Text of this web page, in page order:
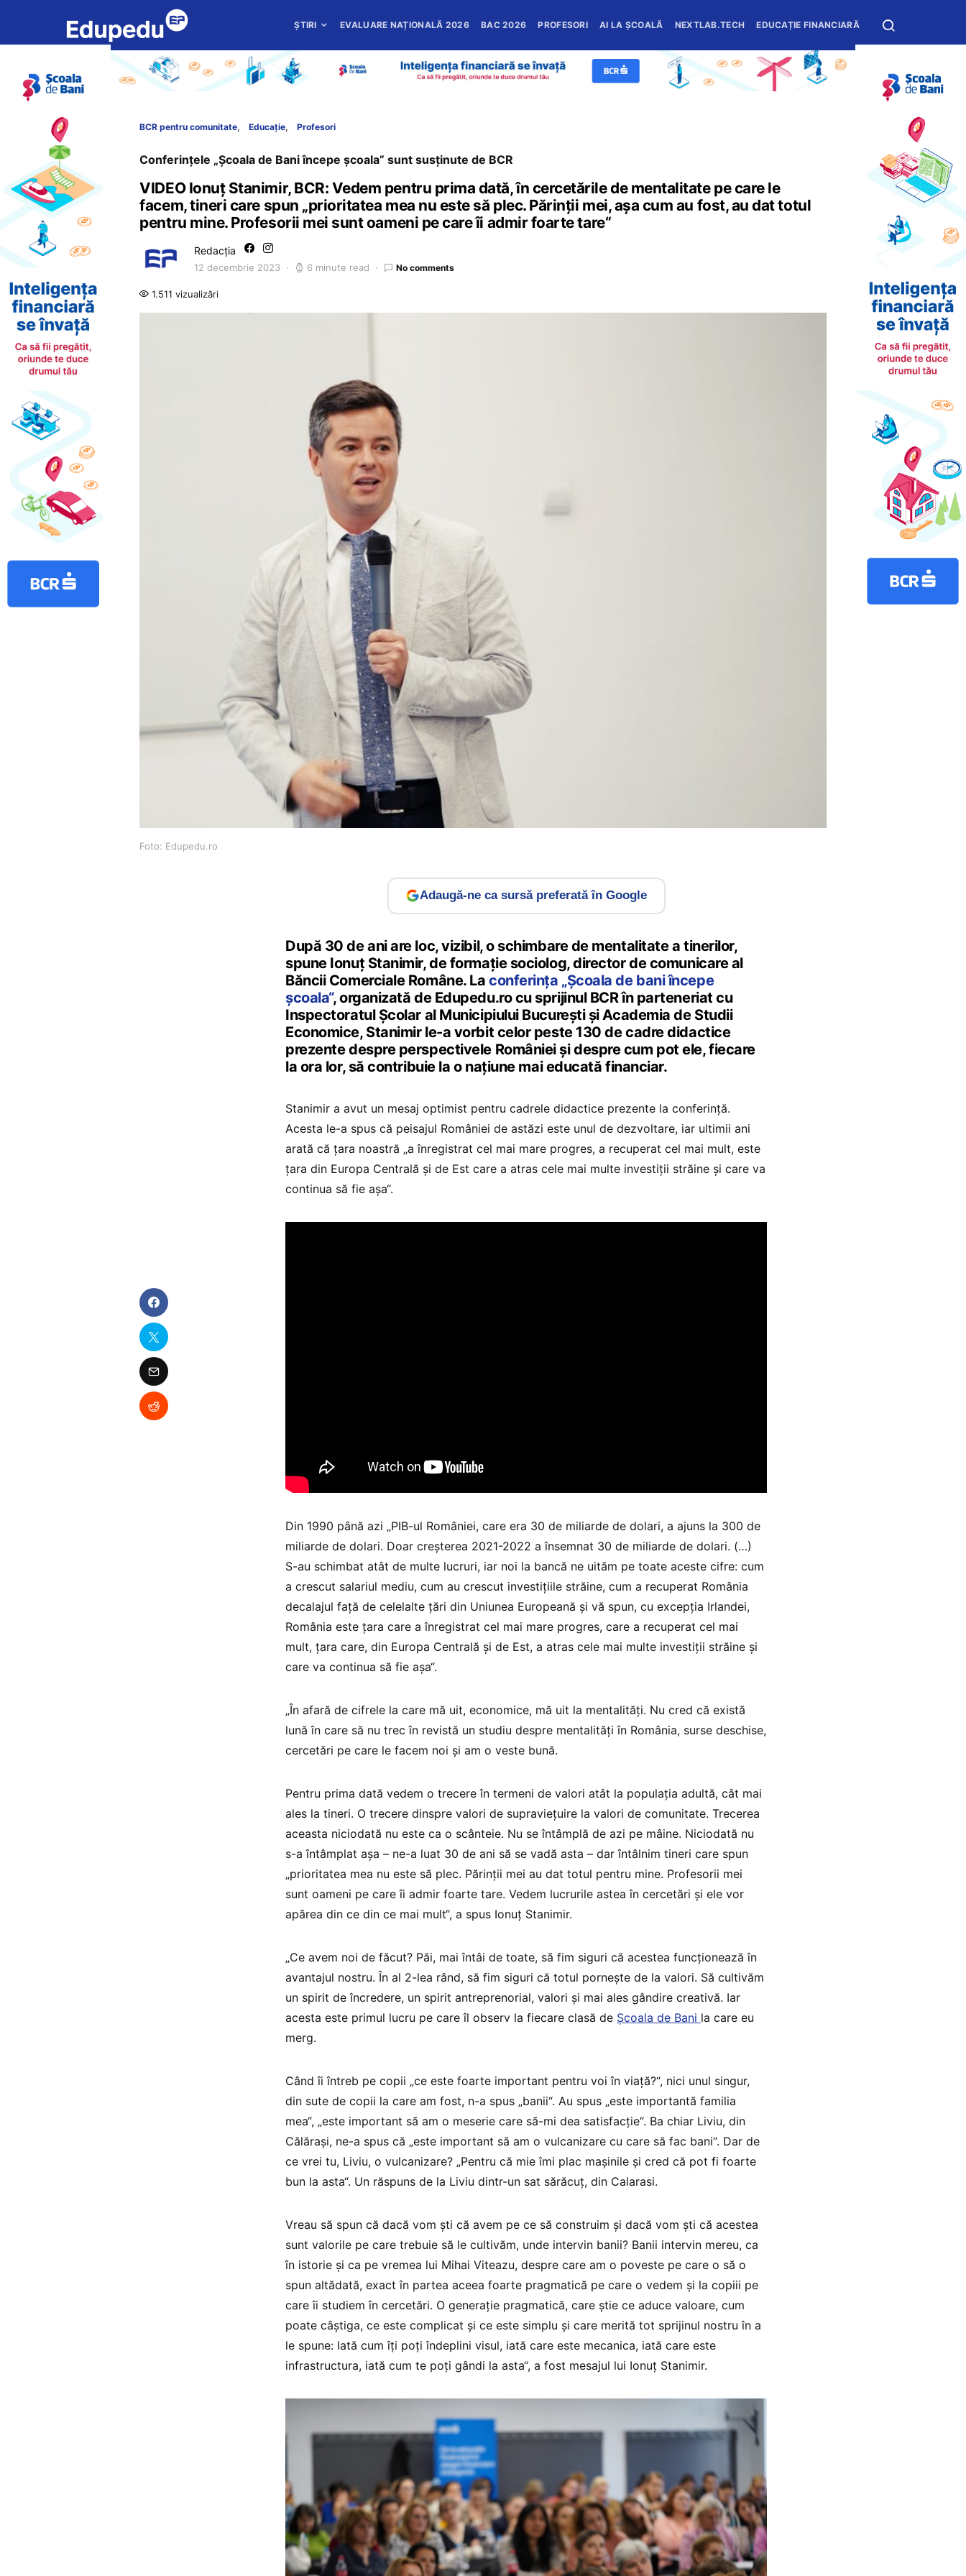
ȘTIRI EVALUARE NAȚIONALĂ 2026 BAC 2026 PROFESORI AI LA ȘCOALĂ NEXTLAB.TECH EDUCAȚIE FINANCIARĂ
BCR pentru comunitate Educație Profesori
Conferințele „Școala de Bani începe școala” sunt susținute de BCR
VIDEO Ionuț Stanimir, BCR: Vedem pentru prima dată, în cercetările de mentalitate pe care le
facem, tineri care spun „prioritatea mea nu este să plec. Părinții mei, așa cum au fost, au dat totul
pentru mine. Profesorii mei sunt oameni pe care îi admir foarte tare“
Redacția
12 decembrie 2023 6 minute read No comments
1.511 vizualizări
Foto: Edupedu.ro
Adaugă-ne ca sursă preferată în Google
După 30 de ani are loc, vizibil, o schimbare de mentalitate a tinerilor,
spune Ionuț Stanimir, de formație sociolog, director de comunicare al
Băncii Comerciale Române. La conferința „Școala de bani începe
școala“, organizată de Edupedu.ro cu sprijinul BCR în parteneriat cu
Inspectoratul Școlar al Municipiului București și Academia de Studii
Economice, Stanimir le-a vorbit celor peste 130 de cadre didactice
prezente despre perspectivele României și despre cum pot ele, fiecare
la ora lor, să contribuie la o națiune mai educată financiar.
Stanimir a avut un mesaj optimist pentru cadrele didactice prezente la conferință.
Acesta le-a spus că peisajul României de astăzi este unul de dezvoltare, iar ultimii ani
arată că țara noastră „a înregistrat cel mai mare progres, a recuperat cel mai mult, este
țara din Europa Centrală și de Est care a atras cele mai multe investiții străine și care va
continua să fie așa“.
Din 1990 până azi „PIB-ul României, care era 30 de miliarde de dolari, a ajuns la 300 de
miliarde de dolari. Doar creșterea 2021-2022 a însemnat 30 de miliarde de dolari. (…)
S-au schimbat atât de multe lucruri, iar noi la bancă ne uităm pe toate aceste cifre: cum
a crescut salariul mediu, cum au crescut investițiile străine, cum a recuperat România
decalajul față de celelalte țări din Uniunea Europeană și vă spun, cu excepția Irlandei,
România este țara care a înregistrat cel mai mare progres, care a recuperat cel mai
mult, țara care, din Europa Centrală și de Est, a atras cele mai multe investiții străine și
care va continua să fie așa“.
„În afară de cifrele la care mă uit, economice, mă uit la mentalități. Nu cred că există
lună în care să nu trec în revistă un studiu despre mentalități în România, surse deschise,
cercetări pe care le facem noi și am o veste bună.
Pentru prima dată vedem o trecere în termeni de valori atât la populația adultă, cât mai
ales la tineri. O trecere dinspre valori de supraviețuire la valori de comunitate. Trecerea
aceasta niciodată nu este ca o scânteie. Nu se întâmplă de azi pe mâine. Niciodată nu
s-a întâmplat așa – ne-a luat 30 de ani să se vadă asta – dar întâlnim tineri care spun
„prioritatea mea nu este să plec. Părinții mei au dat totul pentru mine. Profesorii mei
sunt oameni pe care îi admir foarte tare. Vedem lucrurile astea în cercetări și ele vor
apărea din ce din ce mai mult“, a spus Ionuț Stanimir.
„Ce avem noi de făcut? Păi, mai întâi de toate, să fim siguri că acestea funcționează în
avantajul nostru. În al 2-lea rând, să fim siguri că totul pornește de la valori. Să cultivăm
un spirit de încredere, un spirit antreprenorial, valori și mai ales gândire creativă. Iar
acesta este primul lucru pe care îl observ la fiecare clasă de Școala de Bani la care eu
merg.
Când îi întreb pe copii „ce este foarte important pentru voi în viață?“, nici unul singur,
din sute de copii la care am fost, n-a spus „banii“. Au spus „este importantă familia
mea“, „este important să am o meserie care să-mi dea satisfacție“. Ba chiar Liviu, din
Călărași, ne-a spus că „este important să am o vulcanizare cu care să fac bani“. Dar de
ce vrei tu, Liviu, o vulcanizare? „Pentru că mie îmi plac mașinile și cred că pot fi foarte
bun la asta“. Un răspuns de la Liviu dintr-un sat sărăcuț, din Calarasi.
Vreau să spun că dacă vom ști că avem pe ce să construim și dacă vom ști că acestea
sunt valorile pe care trebuie să le cultivăm, unde intervin banii? Banii intervin mereu, ca
în istorie și ca pe vremea lui Mihai Viteazu, despre care am o poveste pe care o să o
spun altădată, exact în partea aceea foarte pragmatică pe care o vedem și la copiii pe
care îi studiem în cercetări. O generație pragmatică, care știe ce aduce valoare, cum
poate câștiga, ce este complicat și ce este simplu și care merită tot sprijinul nostru în a
le spune: Iată cum îți poți îndeplini visul, iată care este mecanica, iată care este
infrastructura, iată cum te poți gândi la asta“, a fost mesajul lui Ionuț Stanimir.